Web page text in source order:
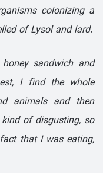
colo­nizing a
of Lysol and lard.
sandwich and
I find the whole
animals and then
of disgusting, so
that I was eating,